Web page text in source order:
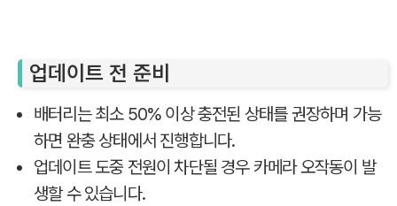
업데이트 전 준비
배터리는 최소 50% 이상 충전된 상태를 권장하며 가능
하면 완충 상태에서 진행합니다.
업데이트 도중 전원이 차단될 경우 카메라 오작동이 발
생할 수 있습니다.